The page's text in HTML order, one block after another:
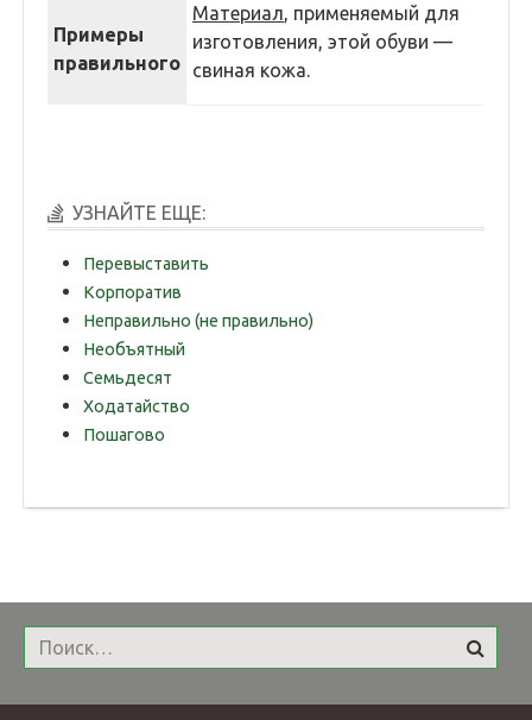
Примеры
правильного
Материал, применяемый для
изготовления, этой обуви —
свиная кожа.
УЗНАЙТЕ ЕЩЕ:
Перевыставить
Корпоратив
Неправильно (не правильно)
Необъятный
Семьдесят
Ходатайство
Пошагово